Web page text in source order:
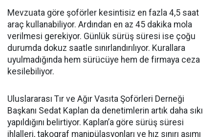
Mevzuata göre şoförler kesintisiz en fazla 4,5 saat
araç kullanabiliyor. Ardından en az 45 dakika mola
verilmesi gerekiyor. Günlük sürüş süresi ise çoğu
durumda dokuz saatle sınırlandırılıyor. Kurallara
uyulmadığında hem sürücüye hem de firmaya ceza
kesilebiliyor.
Uluslararası Tır ve Ağır Vasıta Şoförleri Derneği
Başkanı Sedat Kaplan da denetimlerin artık daha sıkı
yapıldığını belirtiyor. Kaplan’a göre sürüş süresi
ihlalleri, takograf manipülasyonları ve hız sınırı aşımı